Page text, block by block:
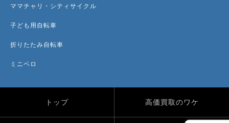
ママチャリ・シティサイクル
子ども用自転車
折りたたみ自転車
ミニベロ
トップ 高価買取のワケ